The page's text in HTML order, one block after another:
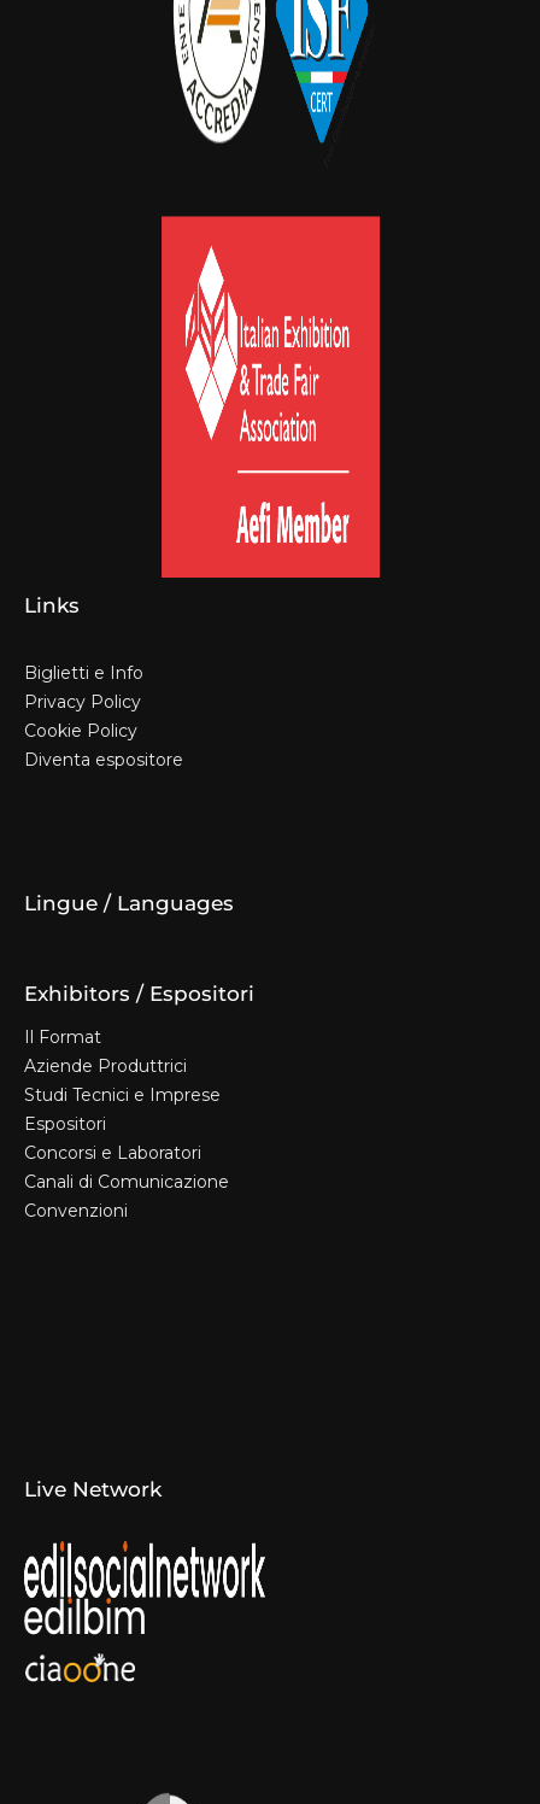
Links
Biglietti e Info
Privacy Policy
Cookie Policy
Diventa espositore
Lingue / Languages
Exhibitors / Espositori
Il Format
Aziende Produttrici
Studi Tecnici e Imprese
Espositori
Concorsi e Laboratori
Canali di Comunicazione
Convenzioni
Live Network